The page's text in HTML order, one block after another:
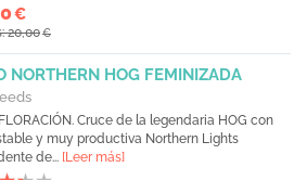
€
20,00€
NORTHERN HOG FEMINIZADA
Cruce de la legendaria HOG con
y muy productiva Northern Lights
de... [Leer más]